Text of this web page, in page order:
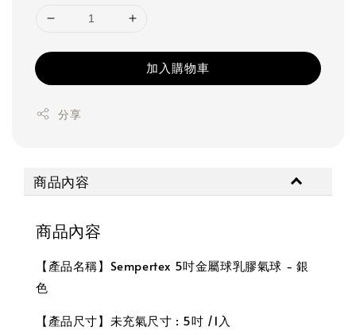
加入購物車
分享
商品內容
商品內容
【產品名稱】Sempertex 5吋金屬球乳膠氣球 - 銀
色
【產品尺寸】未充氣尺寸 : 5吋 /1入